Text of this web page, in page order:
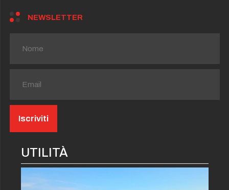
NEWSLETTER
UTILITÀ